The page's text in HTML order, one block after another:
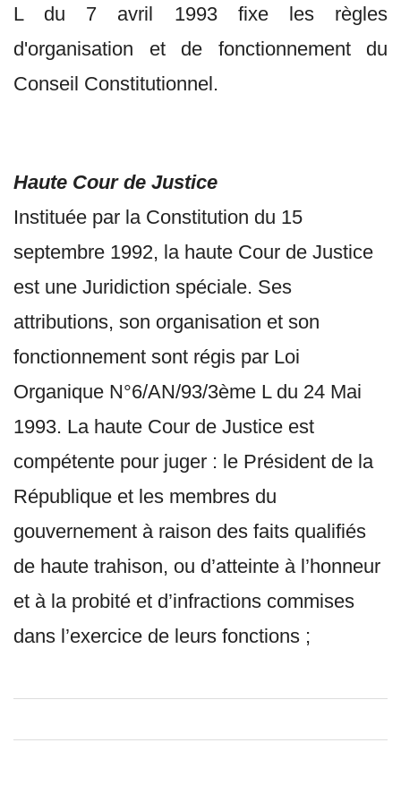
L du 7 avril 1993 fixe les règles
d'organisation et de fonctionnement du
Conseil Constitutionnel.
Haute Cour de Justice
Instituée par la Constitution du 15
septembre 1992, la haute Cour de Justice
est une Juridiction spéciale. Ses
attributions, son organisation et son
fonctionnement sont régis par Loi
Organique N°6/AN/93/3ème L du 24 Mai
1993. La haute Cour de Justice est
compétente pour juger : le Président de la
République et les membres du
gouvernement à raison des faits qualifiés
de haute trahison, ou d’atteinte à l’honneur
et à la probité et d’infractions commises
dans l’exercice de leurs fonctions ;